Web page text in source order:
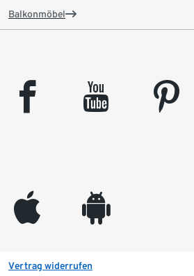
Balkonmöbel
facebook youtube pinterest
appleinc android
Vertrag widerrufen